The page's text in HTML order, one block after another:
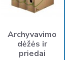
Archyvavimo
dėžės ir
priedai